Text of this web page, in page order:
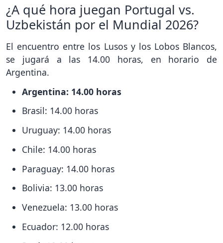
¿A qué hora juegan Portugal vs.
Uzbekistán por el Mundial 2026?
El encuentro entre los Lusos y los Lobos Blancos,
se jugará a las 14.00 horas, en horario de
Argentina.
Argentina: 14.00 horas
Brasil: 14.00 horas
Uruguay: 14.00 horas
Chile: 14.00 horas
Paraguay: 14.00 horas
Bolivia: 13.00 horas
Venezuela: 13.00 horas
Ecuador: 12.00 horas